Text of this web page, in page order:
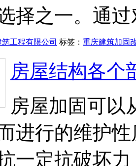
择之一。通
工程有限公司 标签： 重庆建筑加固
房屋结构各个
房屋加固可以
进行的维护
一定抗破坏